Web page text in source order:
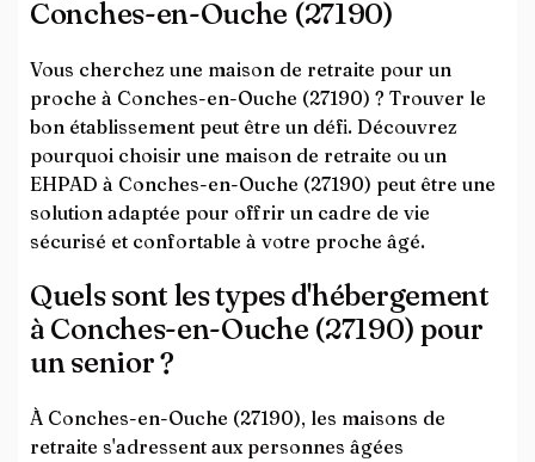
Conches-en-Ouche (27190)
Vous cherchez une maison de retraite pour un
proche à Conches-en-Ouche (27190) ? Trouver le
bon établissement peut être un défi. Découvrez
pourquoi choisir une maison de retraite ou un
EHPAD à Conches-en-Ouche (27190) peut être une
solution adaptée pour offrir un cadre de vie
sécurisé et confortable à votre proche âgé.
Quels sont les types d'hébergement
à Conches-en-Ouche (27190) pour
un senior ?
À Conches-en-Ouche (27190), les maisons de
retraite s'adressent aux personnes âgées